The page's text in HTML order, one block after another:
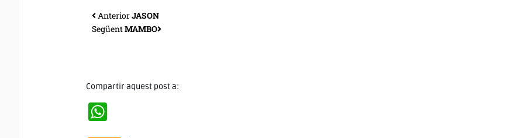
AnteriorJASON
SegüentMAMBO
Compartir aquest post a: